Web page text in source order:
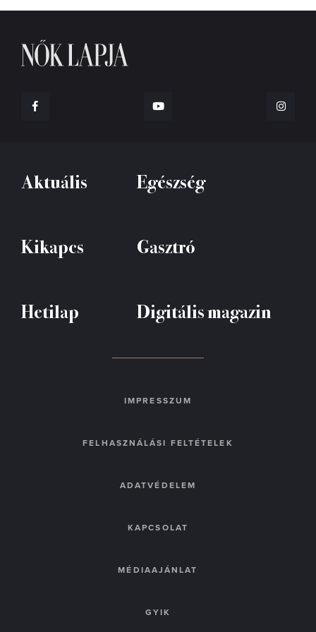
Aktuális Egészség
Kikapcs Gasztró
Hetilap Digitális magazin
IMPRESSZUM
FELHASZNÁLÁSI FELTÉTELEK
ADATVÉDELEM
KAPCSOLAT
MÉDIAAJÁNLAT
GYIK